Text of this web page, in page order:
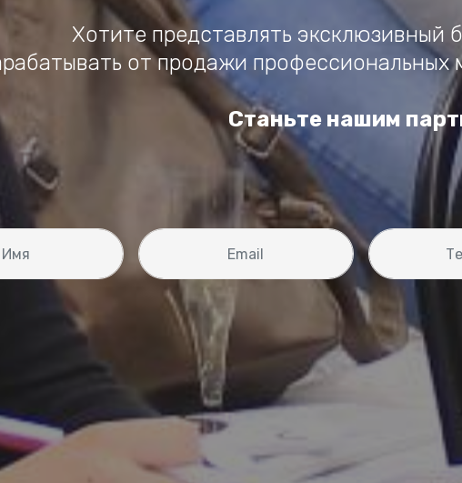
Хотите представлять эксклюзивный
от продажи профессиональных
Станьте нашим